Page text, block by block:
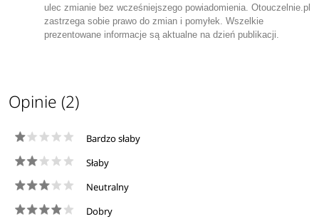
ulec zmianie bez wcześniejszego powiadomienia. Otouczelnie.pl
zastrzega sobie prawo do zmian i pomyłek. Wszelkie
prezentowane informacje są aktualne na dzień publikacji.
Opinie (2)
Bardzo słaby
Słaby
Neutralny
Dobry